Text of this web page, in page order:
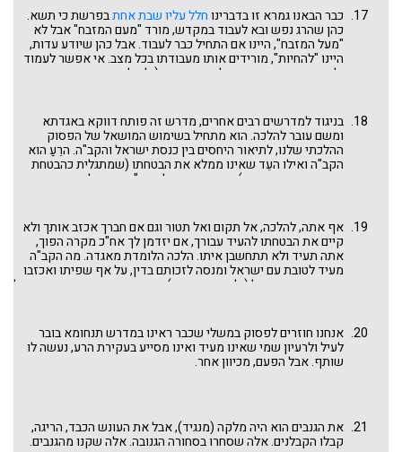
שמי שאינו מעיד דינו בדיני שמים (ראו הערה 4 לעיל).
כבר הבאנו גמרא זו בדברינוחלל עליו שבת אחתבפרשת כי תשא.
כהן שהרג נפש ובא לעבוד במקדש, מורד "מעם המזבח" אבל לא
"מעל המזבח", היינו אם התחיל כבר לעבוד. אבל כהן שיודע עדות,
היינו "להחיות", מורידים אותו מעבודתו בכל מצב. אי אפשר לעמוד
ולשרת בקודש ובה בעת לכבוש עדות. (ולעיל ראינו שאי אפשר
בקודש וזה אולי הקנס הכי גדול. האם כך גם ננהג בימינו בנשיאת
כפיים ובפדיון הבן? כל הידוע דבר בנושא, אנא יחכימנו.
בניגוד למדרשים רבים אחרים, מדרש זה פותח דווקא באגדתא
ומשם עובר להלכה. הוא מתחיל בשימוש המושאל של הפסוק
ההלכתי שלנו, לתיאור היחסים בין כנסת ישראל והקב"ה. הרֵעַ הוא
הקב"ה ואילו העֵד שאינו ממלא את הבטחתו (שמתגלית כהבטחת
שווא ופיתוי שפתיים) הוא עם ישראל. ואע"פ כן, בעל הדין שהעד
ומוסר ולא בסדר שאנו רגילים.
אף אתה, להלכה, אל תקום ואל תטור וגם אם חברך אכזב אותך ולא
קיים את הבטחתו להעיד עבורך, אם יזדמן לך אח"כ מקרה הפוך,
אתה תעיד ולא תתחשבן איתו. הלכה הלומדת מאגדה. מה הקב"ה
מעיד לטובת עם ישראל ומנסה לזכותם בדין, על אף שפיתו ואכזבו
אותו במעשה העגל (ולאורך הדורות), אף אתה, ביחסיך עם חברך, אל
אנחנו חוזרים לפסוק במשלי שכבר ראינו במדרש תנחומא בובר
לעיל ולרעיון שמי שאינו מעיד ואינו מסייע בעקירת הרע, נעשה לו
שותף. אבל הפעם, מכיוון אחר.
את הגנבים הוא היה מלקה (מנגיד), אבל את העונש הכבד, הריגה,
קבלו הקבלנים. אלה שסחרו בסחורה הגנובה. אלה שקנו מהגנבים.